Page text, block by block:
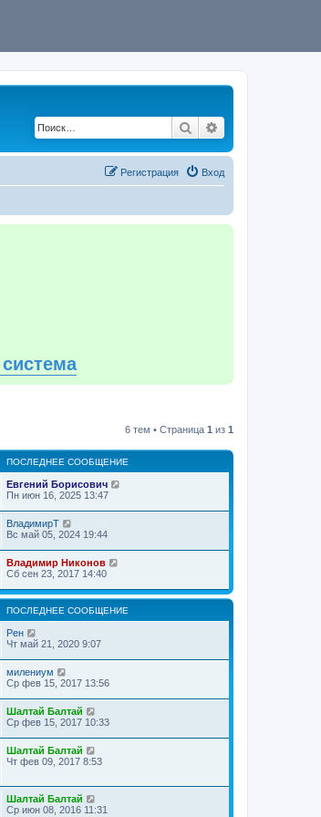
Поиск
Вход
Регистрация
6 тем • Страница 1 из 1
ПОСЛЕДНЕЕ СООБЩЕНИЕ
Евгений Борисович
Пн июн 16, 2025 13:47
ВладимирТ
Вс май 05, 2024 19:44
Владимир Никонов
Сб сен 23, 2017 14:40
ПОСЛЕДНЕЕ СООБЩЕНИЕ
Рен
Чт май 21, 2020 9:07
милениум
Ср фев 15, 2017 13:56
Шалтай Балтай
Ср фев 15, 2017 10:33
Шалтай Балтай
Чт фев 09, 2017 8:53
Шалтай Балтай
Ср июн 08, 2016 11:31